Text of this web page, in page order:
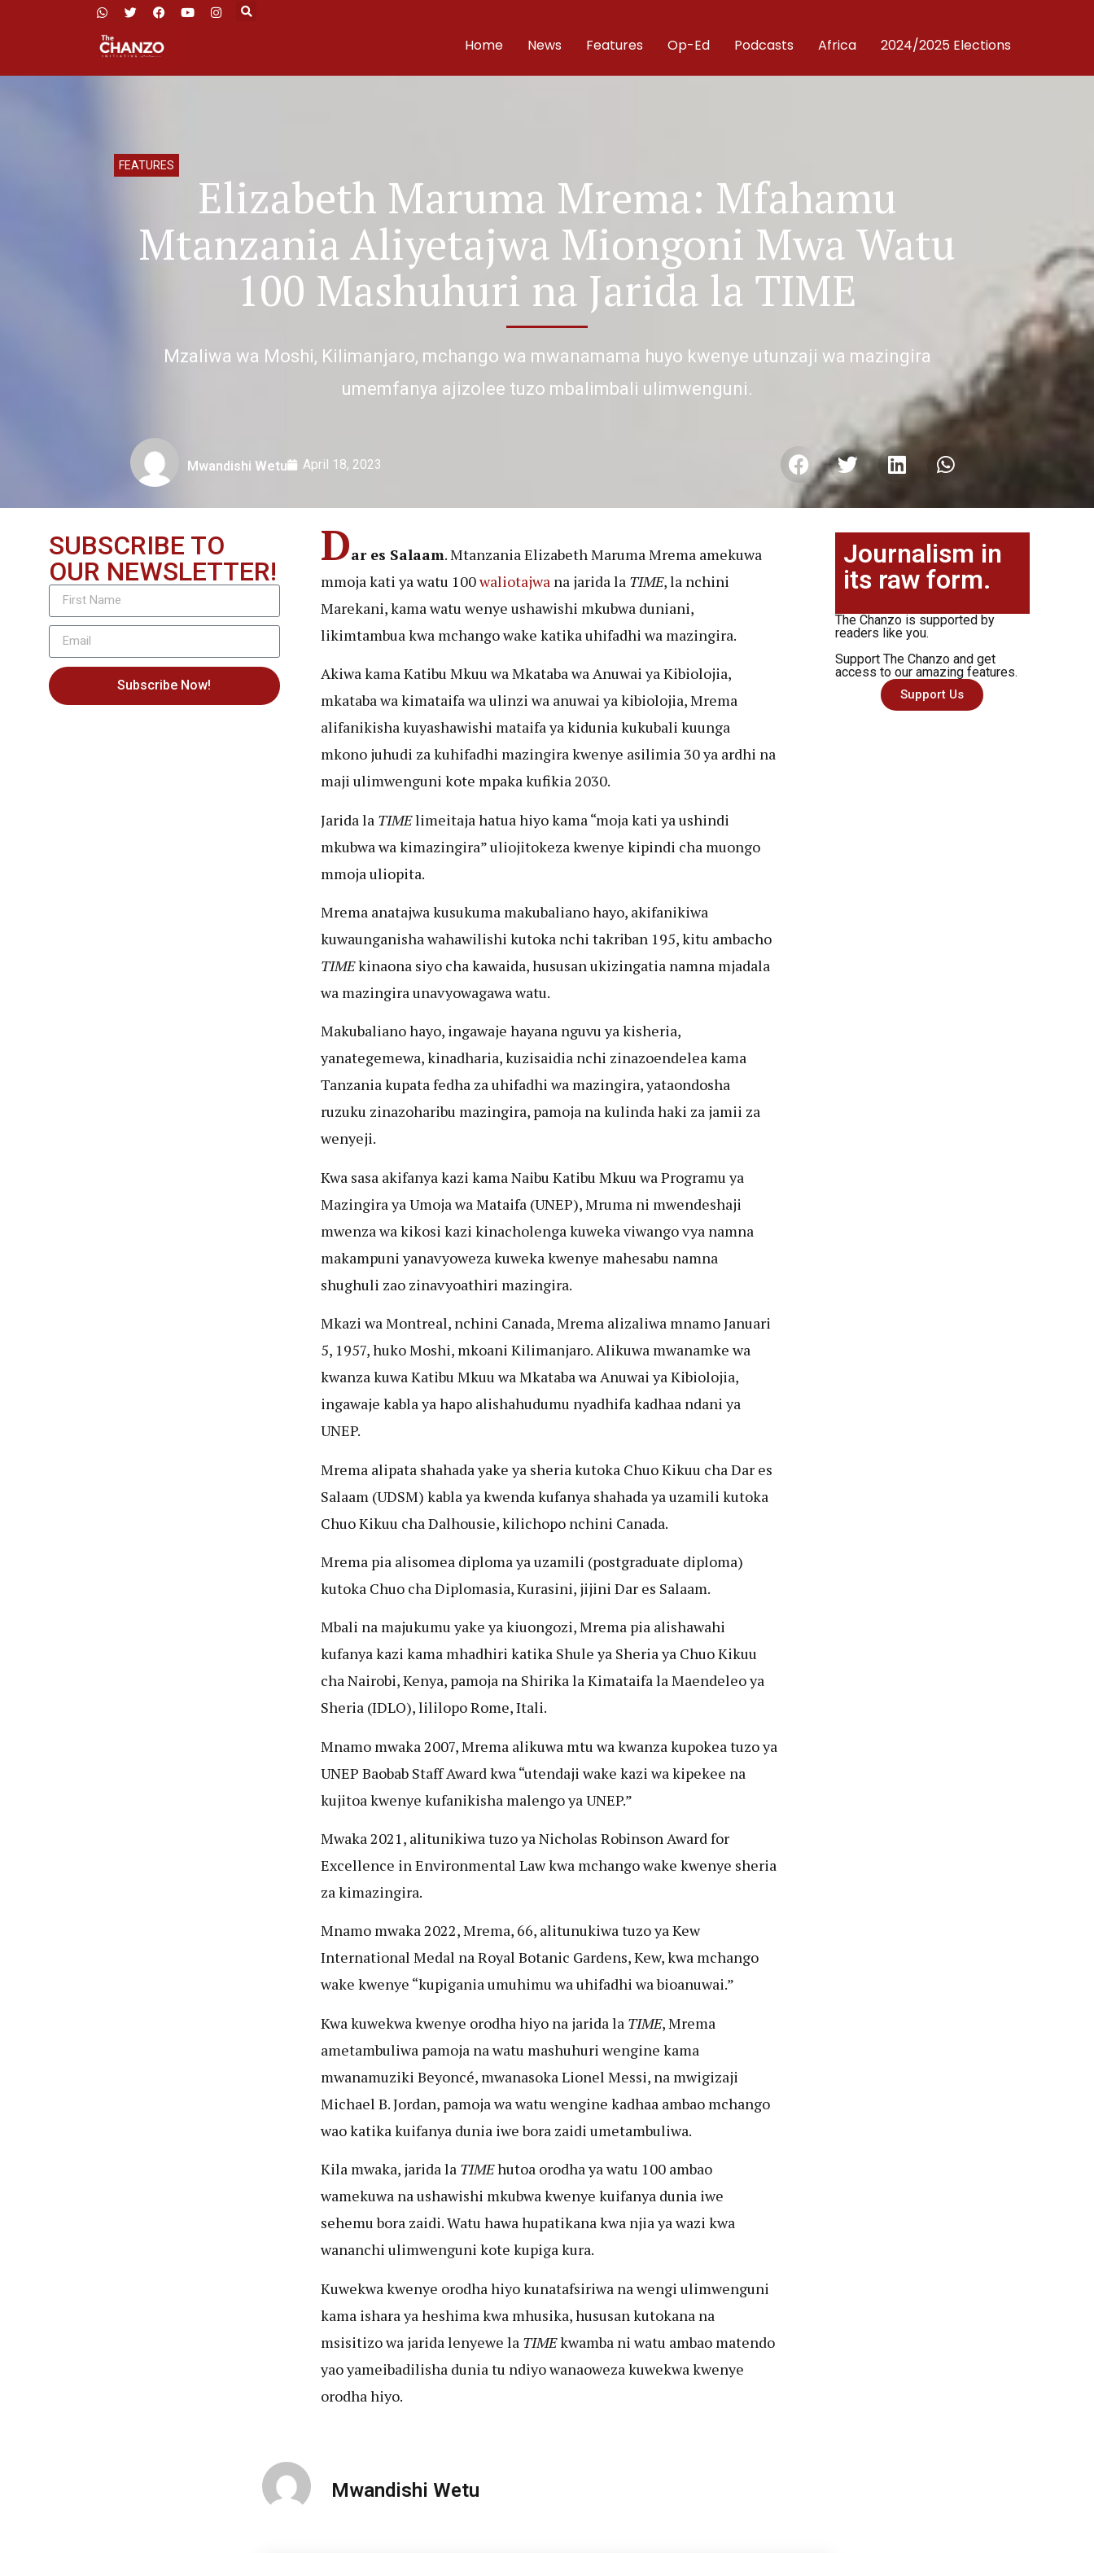
Home News Features Op-Ed Podcasts Africa 2024/2025 Elections
FEATURES
Elizabeth Maruma Mrema: Mfahamu
Mtanzania Aliyetajwa Miongoni Mwa Watu
100 Mashuhuri na Jarida la TIME
Mzaliwa wa Moshi, Kilimanjaro, mchango wa mwanamama huyo kwenye utunzaji wa mazingira
umemfanya ajizolee tuzo mbalimbali ulimwenguni.
Mwandishi Wetu April 18, 2023
SUBSCRIBE TO
OUR NEWSLETTER!
Subscribe Now!
Dar es Salaam. Mtanzania Elizabeth Maruma Mrema amekuwa
mmoja kati ya watu 100waliotajwa na jarida la TIME, la nchini
Marekani, kama watu wenye ushawishi mkubwa duniani,
likimtambua kwa mchango wake katika uhifadhi wa mazingira.
Akiwa kama Katibu Mkuu wa Mkataba wa Anuwai ya Kibiolojia,
mkataba wa kimataifa wa ulinzi wa anuwai ya kibiolojia, Mrema
alifanikisha kuyashawishi mataifa ya kidunia kukubali kuunga
mkono juhudi za kuhifadhi mazingira kwenye asilimia 30 ya ardhi na
maji ulimwenguni kote mpaka kufikia 2030.
Jarida la TIMElimeitaja hatua hiyo kama “moja kati ya ushindi
mkubwa wa kimazingira” uliojitokeza kwenye kipindi cha muongo
mmoja uliopita.
Mrema anatajwa kusukuma makubaliano hayo, akifanikiwa
kuwaunganisha wahawilishi kutoka nchi takriban 195, kitu ambacho
TIMEkinaona siyo cha kawaida, hususan ukizingatia namna mjadala
wa mazingira unavyowagawa watu.
Makubaliano hayo, ingawaje hayana nguvu ya kisheria,
yanategemewa, kinadharia, kuzisaidia nchi zinazoendelea kama
Tanzania kupata fedha za uhifadhi wa mazingira, yataondosha
ruzuku zinazoharibu mazingira, pamoja na kulinda haki za jamii za
wenyeji.
Kwa sasa akifanya kazi kama Naibu Katibu Mkuu wa Programu ya
Mazingira ya Umoja wa Mataifa (UNEP), Mruma ni mwendeshaji
mwenza wa kikosi kazi kinacholenga kuweka viwango vya namna
makampuni yanavyoweza kuweka kwenye mahesabu namna
shughuli zao zinavyoathiri mazingira.
Mkazi wa Montreal, nchini Canada, Mrema alizaliwa mnamo Januari
5, 1957, huko Moshi, mkoani Kilimanjaro. Alikuwa mwanamke wa
kwanza kuwa Katibu Mkuu wa Mkataba wa Anuwai ya Kibiolojia,
ingawaje kabla ya hapo alishahudumu nyadhifa kadhaa ndani ya
UNEP.
Mrema alipata shahada yake ya sheria kutoka Chuo Kikuu cha Dar es
Salaam (UDSM) kabla ya kwenda kufanya shahada ya uzamili kutoka
Chuo Kikuu cha Dalhousie, kilichopo nchini Canada.
Mrema pia alisomea diploma ya uzamili (postgraduate diploma)
kutoka Chuo cha Diplomasia, Kurasini, jijini Dar es Salaam.
Mbali na majukumu yake ya kiuongozi, Mrema pia alishawahi
kufanya kazi kama mhadhiri katika Shule ya Sheria ya Chuo Kikuu
cha Nairobi, Kenya, pamoja na Shirika la Kimataifa la Maendeleo ya
Sheria (IDLO), lililopo Rome, Itali.
Mnamo mwaka 2007, Mrema alikuwa mtu wa kwanza kupokea tuzo ya
UNEP Baobab Staff Award kwa “utendaji wake kazi wa kipekee na
kujitoa kwenye kufanikisha malengo ya UNEP.”
Mwaka 2021, alitunikiwa tuzo ya Nicholas Robinson Award for
Excellence in Environmental Law kwa mchango wake kwenye sheria
za kimazingira.
Mnamo mwaka 2022, Mrema, 66, alitunukiwa tuzo ya Kew
International Medal na Royal Botanic Gardens, Kew, kwa mchango
wake kwenye “kupigania umuhimu wa uhifadhi wa bioanuwai.”
Kwa kuwekwa kwenye orodha hiyo na jarida la TIME, Mrema
ametambuliwa pamoja na watu mashuhuri wengine kama
mwanamuziki Beyoncé, mwanasoka Lionel Messi, na mwigizaji
Michael B. Jordan, pamoja wa watu wengine kadhaa ambao mchango
wao katika kuifanya dunia iwe bora zaidi umetambuliwa.
Kila mwaka, jarida la TIMEhutoa orodha ya watu 100 ambao
wamekuwa na ushawishi mkubwa kwenye kuifanya dunia iwe
sehemu bora zaidi. Watu hawa hupatikana kwa njia ya wazi kwa
wananchi ulimwenguni kote kupiga kura.
Kuwekwa kwenye orodha hiyo kunatafsiriwa na wengi ulimwenguni
kama ishara ya heshima kwa mhusika, hususan kutokana na
msisitizo wa jarida lenyewe la TIMEkwamba ni watu ambao matendo
yao yameibadilisha dunia tu ndiyo wanaoweza kuwekwa kwenye
orodha hiyo.
Journalism in
its raw form.
The Chanzo is supported by
readers like you.
Support The Chanzo and get
access to our amazing features.
Support Us
Mwandishi Wetu